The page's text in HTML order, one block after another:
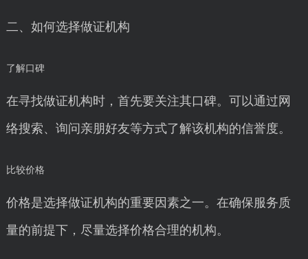
二、如何选择做证机构
了解口碑
在寻找做证机构时，首先要关注其口碑。可以通过网
络搜索、询问亲朋好友等方式了解该机构的信誉度。
比较价格
价格是选择做证机构的重要因素之一。在确保服务质
量的前提下，尽量选择价格合理的机构。